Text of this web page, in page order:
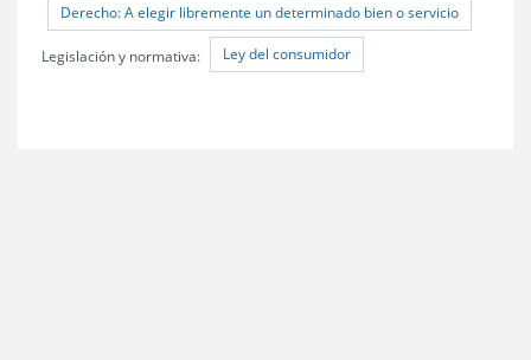
Derecho: A elegir libremente un determinado bien o servicio
Legislación y normativa: Ley del consumidor